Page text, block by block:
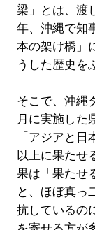
梁」とは、渡
年、沖縄で知
本の架け橋」
うした歴史を
そこで、沖縄
月に実施した
「アジアと
以上に果たせ
果は「果たせ
と、ほぼ真っ
抗しているの